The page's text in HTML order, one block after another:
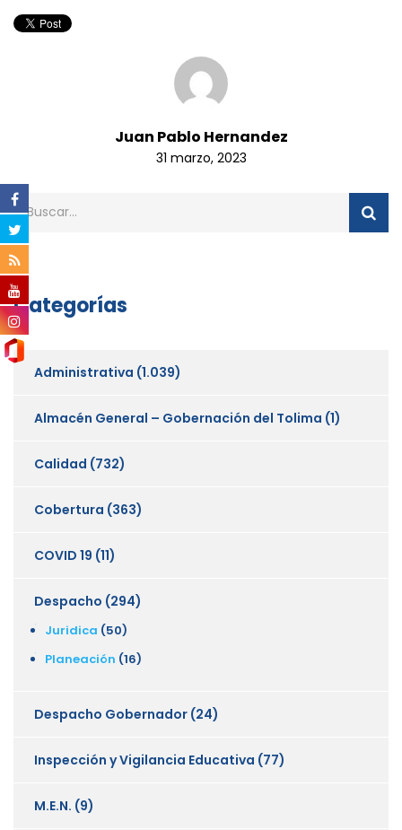
Juan Pablo Hernandez
31 marzo, 2023
Categorías
Administrativa (1.039)
Almacén General – Gobernación del Tolima (1)
Calidad (732)
Cobertura (363)
COVID 19 (11)
Despacho (294)
Juridica (50)
Planeación (16)
Despacho Gobernador (24)
Inspección y Vigilancia Educativa (77)
M.E.N. (9)